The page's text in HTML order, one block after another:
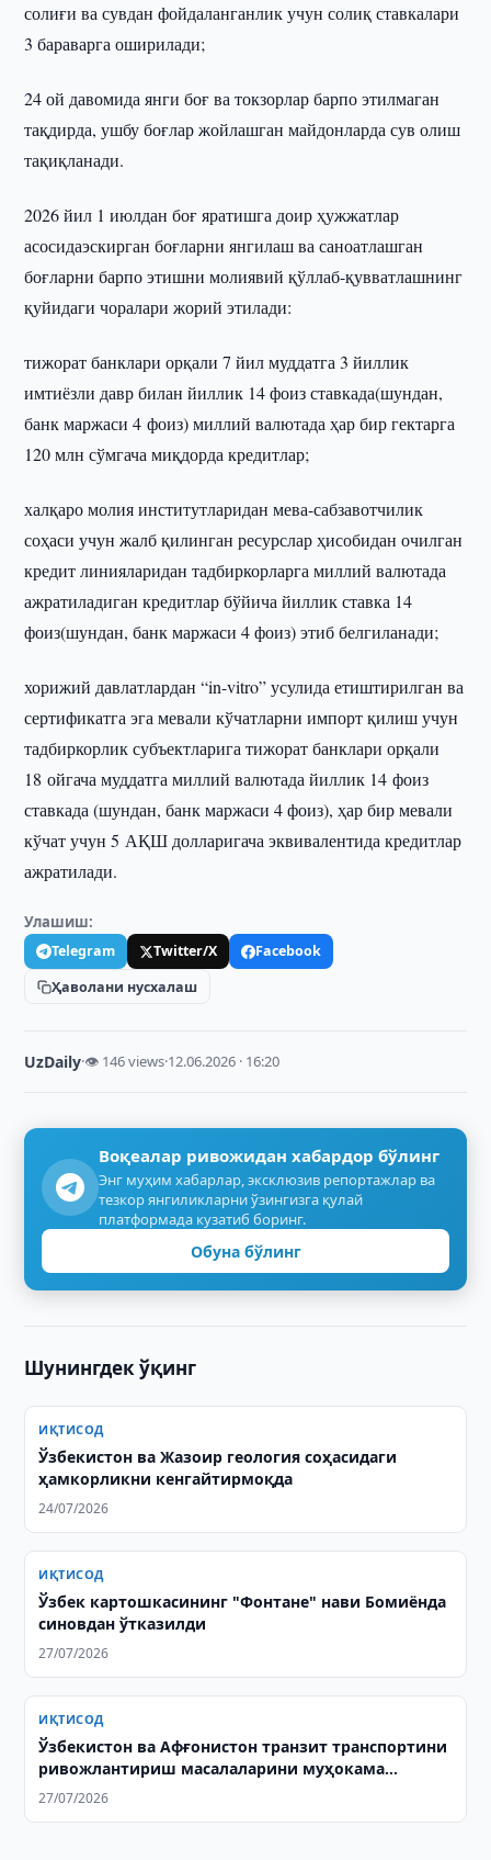
солиғи ва сувдан фойдаланганлик учун солиқ ставкалари
3 бараварга оширилади;
24 ой давомида янги боғ ва токзорлар барпо этилмаган
тақдирда, ушбу боғлар жойлашган майдонларда сув олиш
тақиқланади.
2026 йил 1 июлдан боғ яратишга доир ҳужжатлар
асосидаэскирган боғларни янгилаш ва саноатлашган
боғларни барпо этишни молиявий қўллаб-қувватлашнинг
қуйидаги чоралари жорий этилади:
тижорат банклари орқали 7 йил муддатга 3 йиллик
имтиёзли давр билан йиллик 14 фоиз ставкада(шундан,
банк маржаси 4 фоиз) миллий валютада ҳар бир гектарга
120 млн сўмгача миқдорда кредитлар;
халқаро молия институтларидан мева-сабзавотчилик
соҳаси учун жалб қилинган ресурслар ҳисобидан очилган
кредит линияларидан тадбиркорларга миллий валютада
ажратиладиган кредитлар бўйича йиллик ставка 14
фоиз(шундан, банк маржаси 4 фоиз) этиб белгиланади;
хорижий давлатлардан “in-vitro” усулида етиштирилган ва
сертификатга эга мевали кўчатларни импорт қилиш учун
тадбиркорлик субъектларига тижорат банклари орқали
18 ойгача муддатга миллий валютада йиллик 14 фоиз
ставкада (шундан, банк маржаси 4 фоиз), ҳар бир мевали
кўчат учун 5 АҚШ долларигача эквивалентида кредитлар
ажратилади.
Улашиш:
Telegram Twitter/X
Facebook
Ҳаволани нусхалаш
UzDaily·👁 146 views·12.06.2026 · 16:20
Воқеалар ривожидан хабардор бўлинг
Энг муҳим хабарлар, эксклюзив репортажлар ва
тезкор янгиликларни ўзингизга қулай
платформада кузатиб боринг.
Обуна бўлинг
Шунингдек ўқинг
ИҚТИСОД
Ўзбекистон ва Жазоир геология соҳасидаги
ҳамкорликни кенгайтирмоқда
24/07/2026
ИҚТИСОД
Ўзбек картошкасининг "Фонтане" нави Бомиёнда
синовдан ўтказилди
27/07/2026
ИҚТИСОД
Ўзбекистон ва Афғонистон транзит транспортини
ривожлантириш масалаларини муҳокама
қилишди
27/07/2026